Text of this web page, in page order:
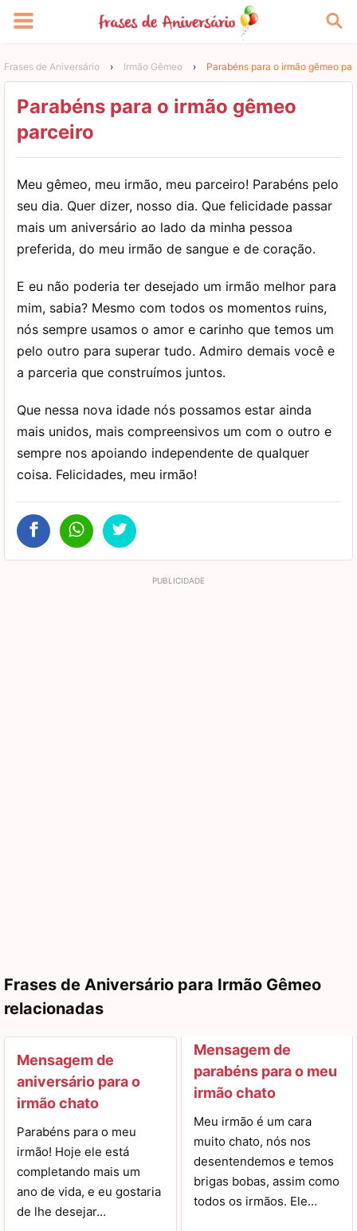
Frases de Aniversário › Irmão Gêmeo › Parabéns para o irmão gêmeo
Parabéns para o irmão gêmeo
parceiro
Meu gêmeo, meu irmão, meu parceiro! Parabéns pelo
seu dia. Quer dizer, nosso dia. Que felicidade passar
mais um aniversário ao lado da minha pessoa
preferida, do meu irmão de sangue e de coração.
E eu não poderia ter desejado um irmão melhor para
mim, sabia? Mesmo com todos os momentos ruins,
nós sempre usamos o amor e carinho que temos um
pelo outro para superar tudo. Admiro demais você e
a parceria que construímos juntos.
Que nessa nova idade nós possamos estar ainda
mais unidos, mais compreensivos um com o outro e
sempre nos apoiando independente de qualquer
coisa. Felicidades, meu irmão!
Frases de Aniversário para Irmão Gêmeo
relacionadas
Mensagem de
aniversário para o
irmão chato
Parabéns para o meu
irmão! Hoje ele está
completando mais um
ano de vida, e eu gostaria
de lhe desejar…
Mensagem de
parabéns para o meu
irmão chato
Meu irmão é um cara
muito chato, nós nos
desentendemos e temos
brigas bobas, assim como
todos os irmãos. Ele…